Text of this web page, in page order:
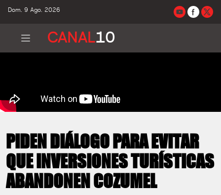
Dom. 9 Ago. 2026
CANAL10
PIDEN DIÁLOGO PARA EVITAR
QUE INVERSIONES TURÍSTICAS
ABANDONEN COZUMEL